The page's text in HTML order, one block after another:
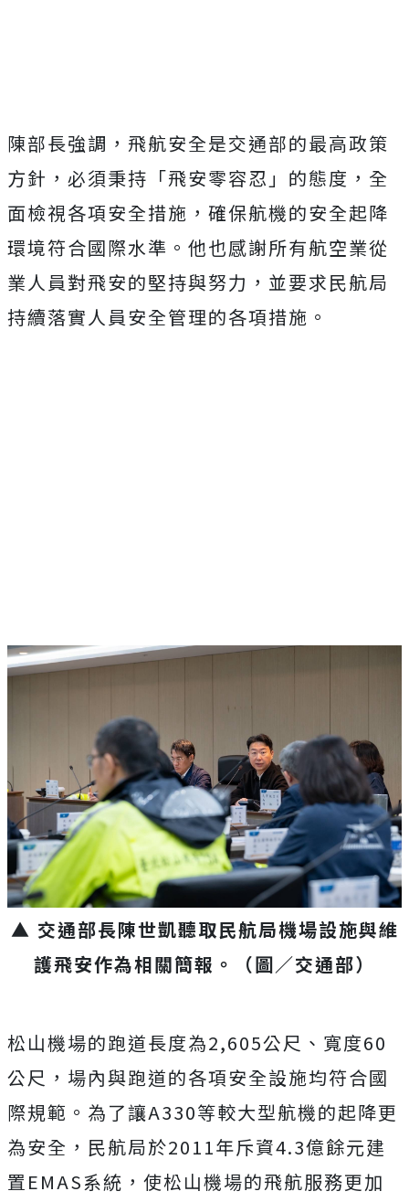
陳部長強調，飛航安全是交通部的最高政策
方針，必須秉持「飛安零容忍」的態度，全
面檢視各項安全措施，確保航機的安全起降
環境符合國際水準。他也感謝所有航空業從
業人員對飛安的堅持與努力，並要求民航局
持續落實人員安全管理的各項措施。
▲ 交通部長陳世凱聽取民航局機場設施與維
護飛安作為相關簡報。（圖／交通部）
松山機場的跑道長度為2,605公尺、寬度60
公尺，場內與跑道的各項安全設施均符合國
際規範。為了讓A330等較大型航機的起降更
為安全，民航局於2011年斥資4.3億餘元建
置EMAS系統，使松山機場的飛航服務更加